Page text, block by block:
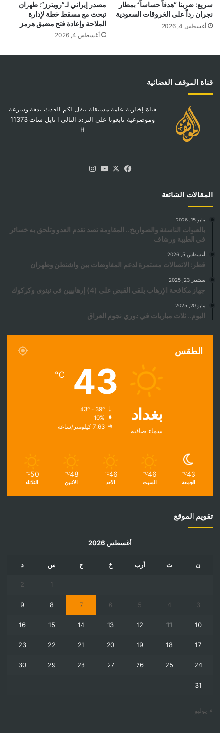
سريع: ضربنا “هدفاً حساساً” بمطار
نجران رداً على الخروقات السعودية
أغسطس 4, 2026
مصدر إيراني لـ”رويترز”: طهران
تبحث مع مسقط خطة لإدارة
الملاحة وإعادة فتح مضيق هرمز
أغسطس 4, 2026
قناة الموقف الفضائية
قناة إخبارية عامة مستقلة ننقل لكم الحدث بدقة وسرعة
وموضوعية تابعونا على التردد التالي I نايل سات 11373
H
فيسبوك
‫X
‫YouTube
المقالات الشائعة
مايو 15, 2026
بالعبوات الناسفة والصواريخ.. المقاومة تصد تقدم العدو وتلحق به خسائر
في الطيبة ورشاف
أغسطس 5, 2026
قطر: الاتصالات مستمرة لدعم المفاوضات بين واشنطن وطهران
سبتمبر 23, 2025
جهاز مكافحة الإرهاب يلقي القبض على (4) إرهابيين في نينوى وكركوك
مايو 20, 2025
اليوم.. ثلاث مباريات في دوري نجوم العراق
الطقس
بغداد
سماء صافية
43
℃
10%
7.63 كيلومتر/ساعة
43
℃
الجمعة
46
℃
السبت
46
℃
الأحد
48
℃
الأثنين
50
℃
الثلاثاء
تقويم الموقع
أغسطس 2026
ن ث أرب خ ج س د
1
2
3
4
5
6
7
8
9
10
11
12
13
14
15
16
17
18
19
20
21
22
23
24
25
26
27
28
29
30
31
« يوليو